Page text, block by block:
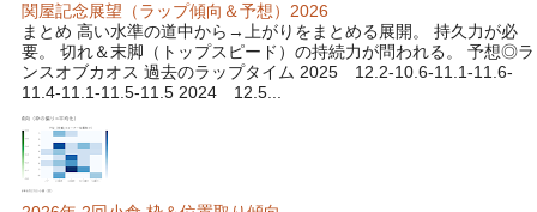
関屋記念展望（ラップ傾向＆予想）2026
まとめ 高い水準の道中から→上がりをまとめる展開。 持久力が必
要。 切れ＆末脚（トップスピード）の持続力が問われる。 予想◎ラ
ンスオブカオス 過去のラップタイム 2025 12.2-10.6-11.1-11.6-
11.4-11.1-11.5-11.5 2024 12.5...